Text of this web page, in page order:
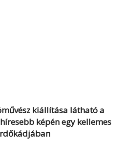
kiállítása látható a
képén egy kellemes